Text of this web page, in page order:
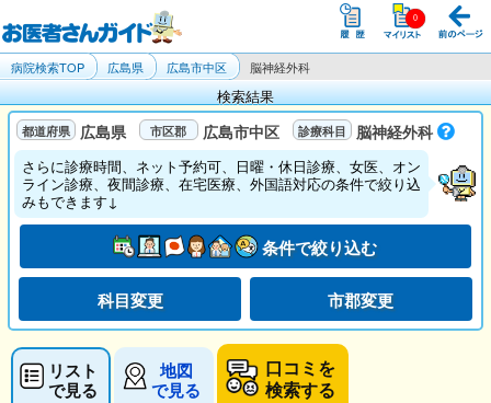
病院検索TOP 広島県 広島市中区 脳神経外科
検索結果
広島県 広島市中区 脳神経外科
さらに診療時間、ネット予約可、日曜・休日診療、女医、オン
ライン診療、夜間診療、在宅医療、外国語対応の条件で絞り込
みもできます↓
条件で絞り込む
科目変更 市郡変更
リスト
で見る
地図
で見る
口コミを
検索する